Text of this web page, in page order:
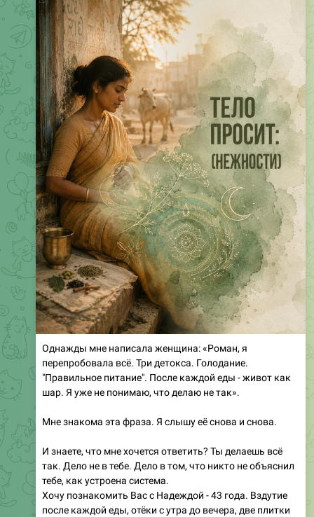
Однажды мне написала женщина: «Роман, я
перепробовала всё. Три детокса. Голодание.
"Правильное питание". После каждой еды - живот как
шар. Я уже не понимаю, что делаю не так».
Мне знакома эта фраза. Я слышу её снова и снова.
И знаете, что мне хочется ответить? Ты делаешь всё
тебе, как устроена система.
Хочу познакомить Вас с Надеждой - 43 года. Вздутие
после каждой еды, отёки с утра до вечера, две плитки
шоколада ежедневно - «по-другому никак». Несколько
детоксов за спиной. На старте практикума написала в